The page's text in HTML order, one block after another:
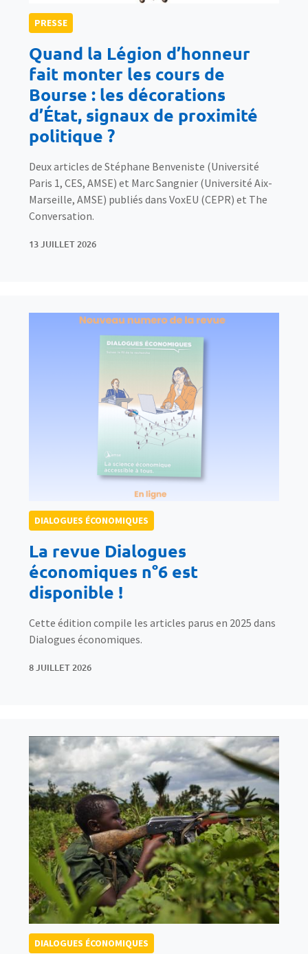
PRESSE
Quand la Légion d’honneur
fait monter les cours de
Bourse : les décorations
d’État, signaux de proximité
politique ?
Deux articles de Stéphane Benveniste (Université
Paris 1, CES, AMSE) et Marc Sangnier (Université Aix-
Marseille, AMSE) publiés dans VoxEU (CEPR) et The
Conversation.
13 JUILLET 2026
DIALOGUES ÉCONOMIQUES
La revue Dialogues
économiques n°6 est
disponible !
Cette édition compile les articles parus en 2025 dans
Dialogues économiques.
8 JUILLET 2026
DIALOGUES ÉCONOMIQUES